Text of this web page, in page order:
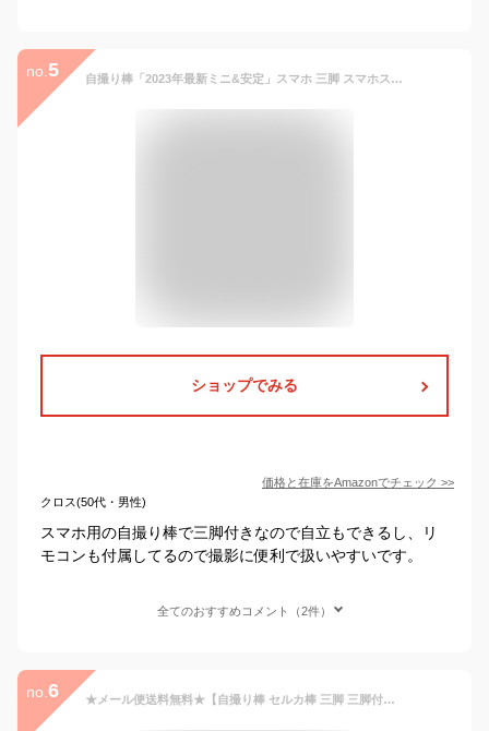
no. 5 自撮り棒「2023年最新ミニ&安定」スマホ 三脚 スマホスタンド 自撮り 棒 iphone Android じどりぼうスマホ iphone セルカ棒 リモコン付き gopro デジカメ対応 スマホスタンド 三脚 コンパクト 自 撮り 棒 iphone 三脚 携帯スタンド 折りたたみ式 じどり棒 71cm＆7段階伸縮 selfie stick 360°+180°調節可能 iPhone/Androidなど4-7インチ多機種対応 セルフィー/撮影用スタンド/動画鑑賞/生放送に最適
ショップでみる
価格と在庫をAmazonでチェック >>
クロス(50代・男性)
スマホ用の自撮り棒で三脚付きなので自立もできるし、リ
モコンも付属してるので撮影に便利で扱いやすいです。
全てのおすすめコメント（2件）
no. 6 ★メール便送料無料★【自撮り棒 セルカ棒 三脚 三脚付き じどり棒 リモコン コンパクト iphone bluetooth android スマホ スマートフォン iphone7 iphone8 iphonex アンドロイド 自撮り ワイヤレス 動画撮影 iOS】360度回転 三脚付き セルカ棒{3}